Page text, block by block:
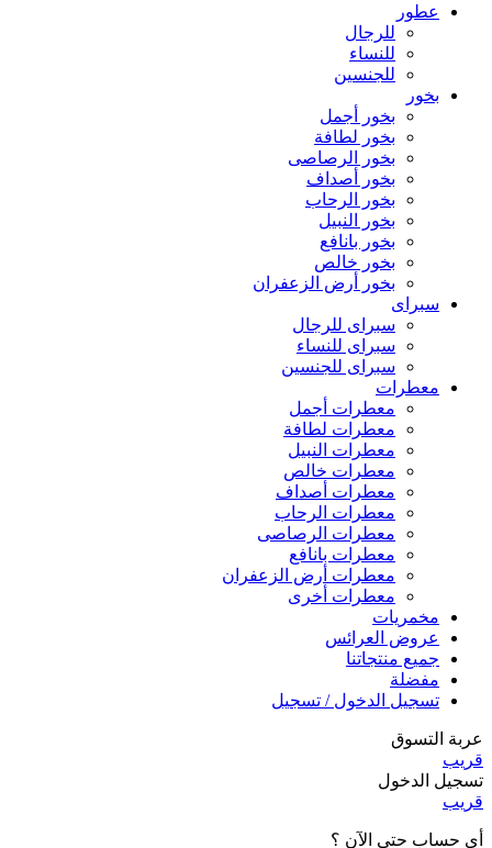
عطور
للرجال
للنساء
للجنسين
بخور
بخور أجمل
بخور لطافة
بخور الرصاصى
بخور أصداف
بخور الرحاب
بخور النبيل
بخور بانافع
بخور خالص
بخور أرض الزعفران
سبراى
سبراى للرجال
سبراى للنساء
سبراى للجنسين
معطرات
معطرات أجمل
معطرات لطافة
معطرات النبيل
معطرات خالص
معطرات أصداف
معطرات الرحاب
معطرات الرصاصى
معطرات بانافع
معطرات أرض الزعفران
معطرات أخرى
مخمريات
عروض العرائس
جميع منتجاتنا
مفضلة
تسجيل الدخول / تسجيل
عربة التسوق
قريب
تسجيل الدخول
قريب
أي حساب حتى الآن ؟